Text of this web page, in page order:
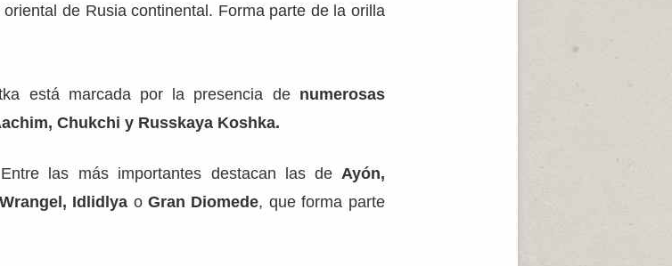
de Rusia continental. Forma parte de la orilla
está marcada por la presencia de numerosas
Chukchi y Russkaya Koshka.
las más importantes destacan las de Ayón,
Idlidlya oGran Diomede, que forma parte